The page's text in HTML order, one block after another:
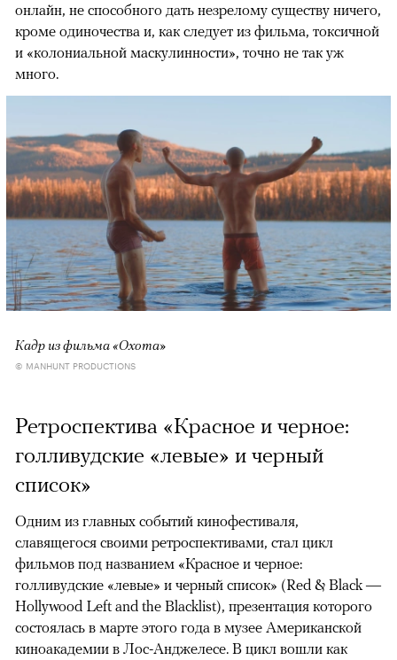
онлайн, не способного дать незрелому существу ничего,
кроме одиночества и, как следует из фильма, токсичной
и «колониальной маскулинности», точно не так уж
много.
Кадр из фильма «Охота»
© MANHUNT PRODUCTIONS
Ретроспектива «Красное и черное:
голливудские «левые» и черный
список»
Одним из главных событий кинофестиваля,
славящегося своими ретроспективами, стал цикл
фильмов под названием «Красное и черное:
голливудские «левые» и черный список» (Red & Black —
Hollywood Left and the Blacklist), презентация которого
состоялась в марте этого года в музее Американской
киноакадемии в Лос-Анджелесе. В цикл вошли как